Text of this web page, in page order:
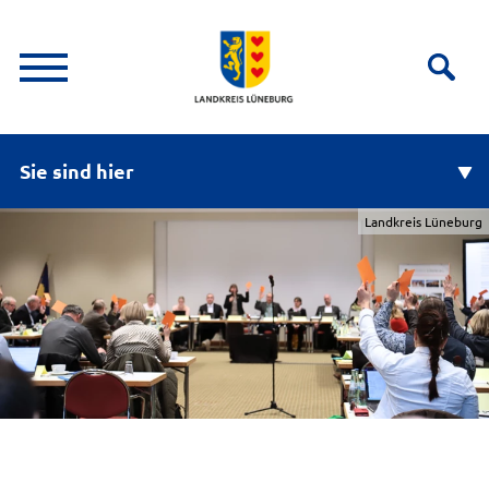
Sie sind hier
Landkreis Lüneburg